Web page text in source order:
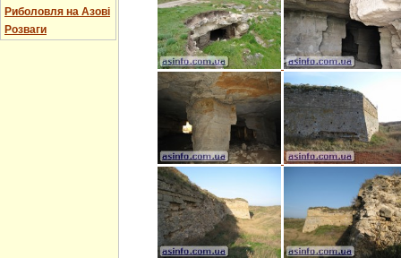
Риболовля на Азові
Розваги